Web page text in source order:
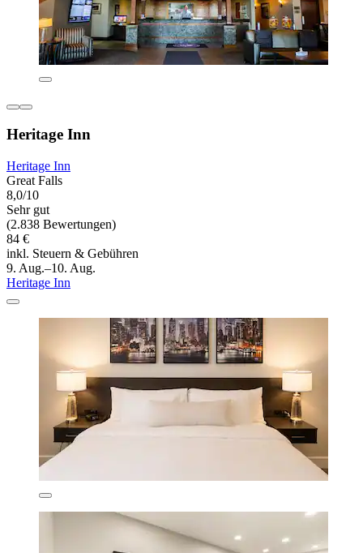
Heritage Inn
Heritage Inn
Great Falls
8,0/10
Sehr gut
(2.838 Bewertungen)
84 €
inkl. Steuern & Gebühren
9. Aug.–10. Aug.
Heritage Inn